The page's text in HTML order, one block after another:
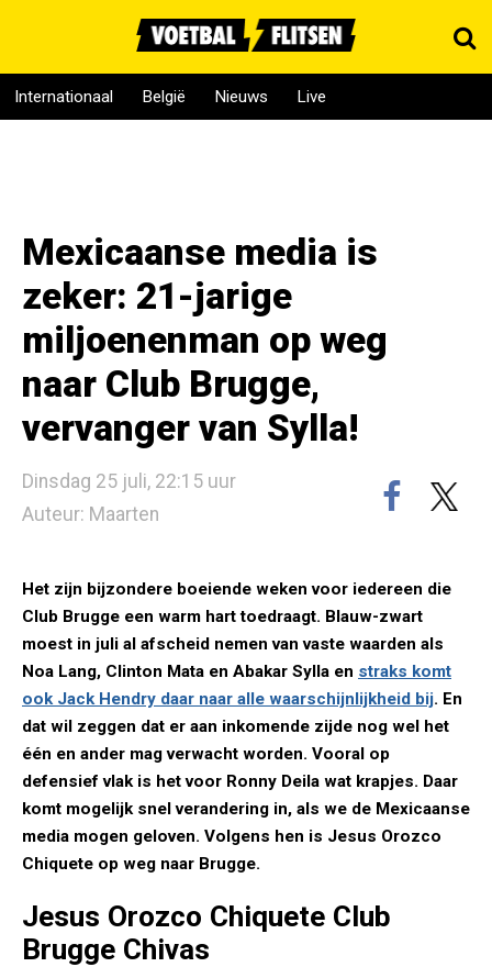
Internationaal België Nieuws Live
Mexicaanse media is
zeker: 21-jarige
miljoenenman op weg
naar Club Brugge,
vervanger van Sylla!
Dinsdag 25 juli, 22:15 uur
Auteur: Maarten
Het zijn bijzondere boeiende weken voor iedereen die
Club Brugge een warm hart toedraagt. Blauw-zwart
moest in juli al afscheid nemen van vaste waarden als
Noa Lang, Clinton Mata en Abakar Sylla en straks komt
ook Jack Hendry daar naar alle waarschijnlijkheid bij. En
dat wil zeggen dat er aan inkomende zijde nog wel het
één en ander mag verwacht worden. Vooral op
defensief vlak is het voor Ronny Deila wat krapjes. Daar
komt mogelijk snel verandering in, als we de Mexicaanse
media mogen geloven. Volgens hen is Jesus Orozco
Chiquete op weg naar Brugge.
Jesus Orozco Chiquete Club
Brugge Chivas